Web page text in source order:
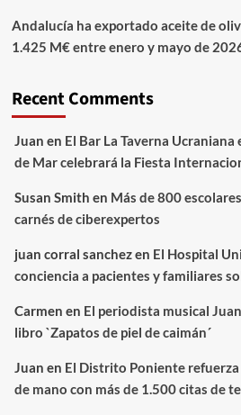
Andalucía ha exportado aceite de
1.425 M€ entre enero y mayo de
Recent Comments
Juan en El Bar La Taverna
de Mar celebrará la Fiesta
Susan Smith en Más de 800
carnés de ciberexpertos
juan corral sanchezen El Hospital
conciencia a pacientes y familiares
Carmen en El periodista musical
libro `Zapatos de piel de caimán´
Juan en El Distrito Poniente
de mano con más de 1.500 citas de